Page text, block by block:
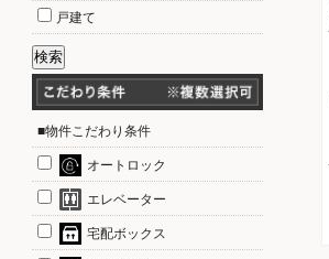
戸建て
■物件こだわり条件
オートロック
エレベーター
宅配ボックス